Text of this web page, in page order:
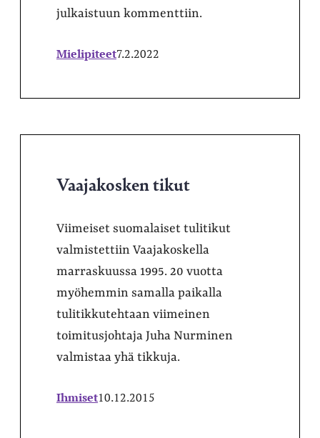
julkaistuun kommenttiin.
Mielipiteet7.2.2022
Vaajakosken tikut
Viimeiset suomalaiset tulitikut
valmistettiin Vaajakoskella
marraskuussa 1995. 20 vuotta
myöhemmin samalla paikalla
tulitikkutehtaan viimeinen
toimitusjohtaja Juha Nurminen
valmistaa yhä tikkuja.
Ihmiset10.12.2015